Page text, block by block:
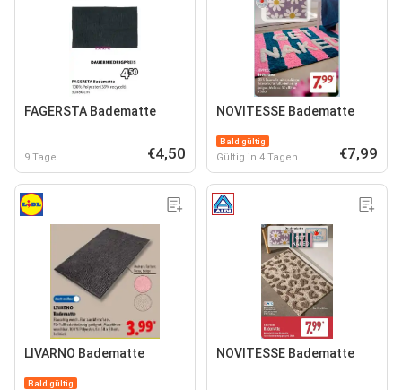
FAGERSTA Badematte
9 Tage €4,50
NOVITESSE Badematte
Bald gültig
Gültig in 4 Tagen €7,99
LIVARNO Badematte
Bald gültig
NOVITESSE Badematte